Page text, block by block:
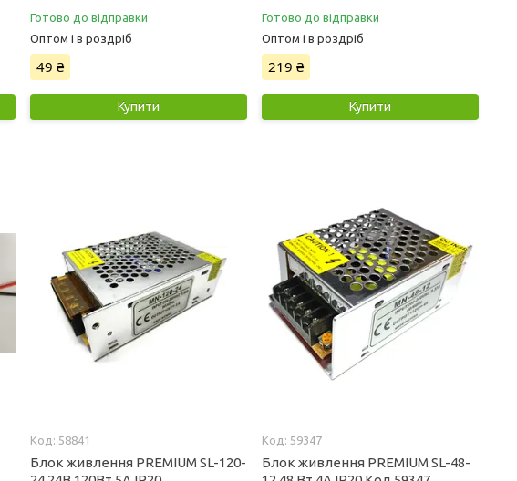
Готово до відправки
Оптом і в роздріб
49 ₴
Купити
Готово до відправки
Оптом і в роздріб
219 ₴
Купити
58841
Блок живлення PREMIUM SL-120-
59347
Блок живлення PREMIUM SL-48-